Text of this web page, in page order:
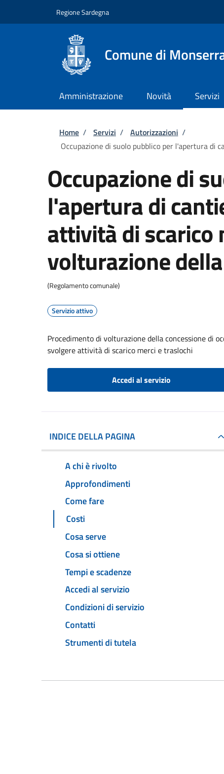
Regione Sardegna
Comune di
Amministrazione Novità Servizi
Briciole di pane
Home / Servizi / Autorizzazioni /
Occupazione di suolo pubblico per l'apertura di
Occupazione di
l'apertura di
attività di scarico
volturazione
(Regolamento comunale)
Servizio attivo
Procedimento di volturazione della concessione di
svolgere attività di scarico merci e traslochi
Accedi al servizio
INDICE DELLA PAGINA
A chi è rivolto
Approfondimenti
Come fare
Costi
Cosa serve
Cosa si ottiene
Tempi e scadenze
Accedi al servizio
Condizioni di servizio
Contatti
Strumenti di tutela